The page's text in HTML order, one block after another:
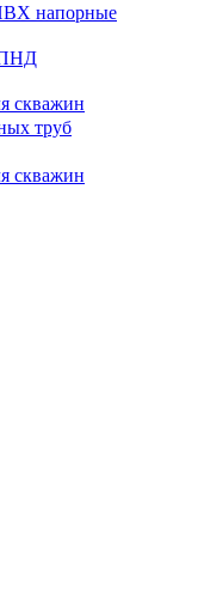
напорные
ПНД
скважин
труб
скважин